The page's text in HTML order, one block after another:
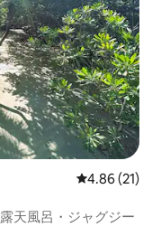
レビュー21
4.86 (21)
露天風呂・ジャグジー